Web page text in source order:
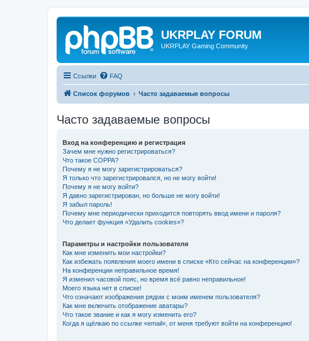
UKRPLAY FORUM
UKRPLAY Gaming Community
Ссылки FAQ
Список форумов Часто задаваемые вопросы
Часто задаваемые вопросы
Вход на конференцию и регистрация
Зачем мне нужно регистрироваться?
Что такое COPPA?
Почему я не могу зарегистрироваться?
Я только что зарегистрировался, но не могу войти!
Почему я не могу войти?
Я давно зарегистрирован, но больше не могу войти!
Я забыл пароль!
Почему мне периодически приходится повторять ввод имени и пароля?
Что делает функция «Удалить cookies»?
Параметры и настройки пользователя
Как мне изменить мои настройки?
Как избежать появления моего имени в списке «Кто сейчас на конференции»?
На конференции неправильное время!
Я изменил часовой пояс, но время всё равно неправильное!
Моего языка нет в списке!
Что означают изображения рядом с моим именем пользователя?
Как мне включить отображение аватары?
Что такое звание и как я могу изменить его?
Когда я щёлкаю по ссылке «email», от меня требуют войти на конференцию!